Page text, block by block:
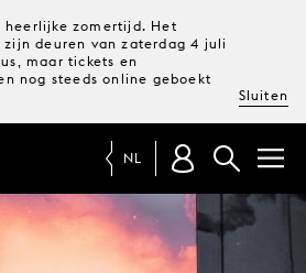
heerlijke zomertijd. Het
zijn deuren van zaterdag 4 juli
maar tickets en
nog steeds online geboekt
Sluiten
PROGRAMMA
NL